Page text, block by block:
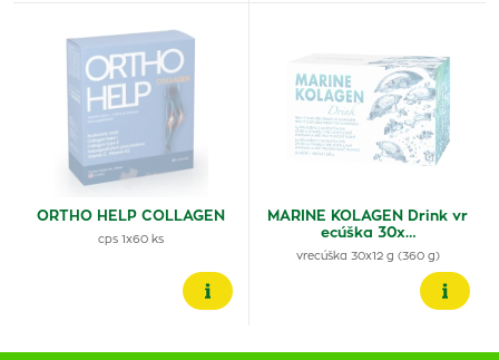
ORTHO HELP COLLAGEN
cps 1x60 ks
MARINE KOLAGEN Drink vr
ecúška 30x…
vrecúška 30x12 g (360 g)